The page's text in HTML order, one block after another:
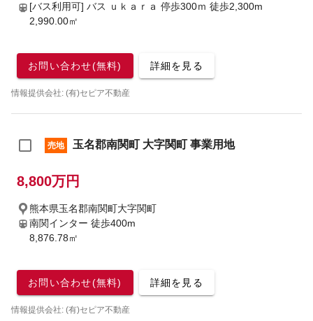
[バス利用可] バス ｕｋａｒａ 停歩300ｍ 徒歩2,300m
2,990.00㎡
お問い合わせ(無料) 詳細を見る
情報提供会社: (有)セピア不動産
売地 玉名郡南関町 大字関町 事業用地
8,800万円
熊本県玉名郡南関町大字関町
南関インター 徒歩400m
8,876.78㎡
お問い合わせ(無料) 詳細を見る
情報提供会社: (有)セピア不動産